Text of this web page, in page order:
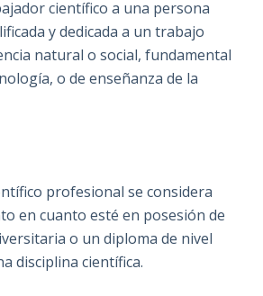
científico a una persona
y dedicada a un trabajo
natural o social, fundamental
o de enseñanza de la
profesional se considera
en cuanto esté en posesión de
o un diploma de nivel
disciplina científica.